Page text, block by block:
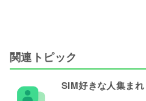
関連トピック
SIM好きな人集まれ